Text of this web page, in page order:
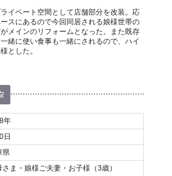
イベート空間として店舗部分を改装。応
スにあるので今回同居される娘様世帯の
メインのリフォームとなった。また既存
緒に使い食事も一緒にされるので、ハイ
とした。
年
日
県
さま・娘様ご夫妻・お子様（3歳）